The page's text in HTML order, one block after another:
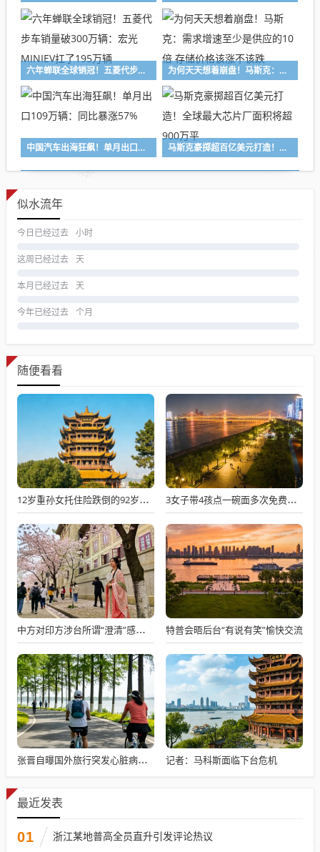
六年蝉联全球销冠！五菱代步车销量破300万辆：宏光MINIEV扛了195万辆 为何天天想着崩盘！马斯克：需求增速至少是供应的10倍 存储价格该涨不该跌
中国汽车出海狂飙！单月出口109万辆：同比暴涨57% 马斯克豪掷超百亿美元打造！全球最大芯片厂面积将超900万平
似水流年
今日已经过去 小时
这周已经过去 天
本月已经过去 天
今年已经过去 个月
随便看看
12岁重孙女托住险跌倒的92岁太爷爷 3女子带4孩点一碗面多次免费续面
中方对印方涉台所谓“澄清”感到意外 特普会晤后台“有说有笑”愉快交流
张晋自曝国外旅行突发心脏病险丧命 记者：马科斯面临下台危机
最近发表
01 浙江某地普高全员直升引发评论热议